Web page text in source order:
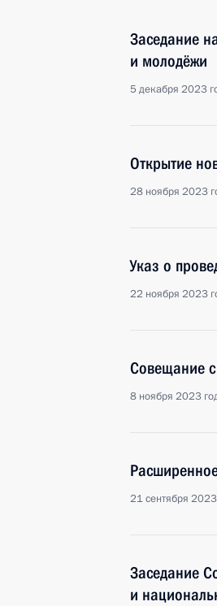
Заседание
и молодёжи
5 декабря 2023
Открытие
28 ноября 2023
Указ о
22 ноября 2023
Совещание с
8 ноября 2023
21 сентября
Заседание
и